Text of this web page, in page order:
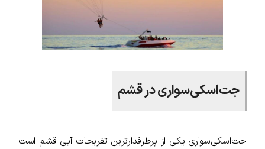
جت‌اسکی‌سواری در قشم
جت‌اسکی‌سواری یکی از پرطرفدارترین تفریحات آبی قشم است